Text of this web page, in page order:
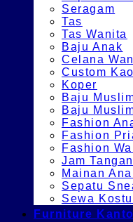
Seragam
Tas
Tas Wanita
Baju Anak
Celana
Custom
Koper
Baju
Baju
Fashion
Fashion
Fashion
Jam Tangan
Mainan
Sepatu
Sewa
Furniture